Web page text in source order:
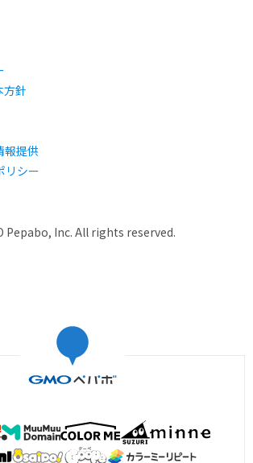
方針
報提供
リシー
Pepabo, Inc. All rights reserved.